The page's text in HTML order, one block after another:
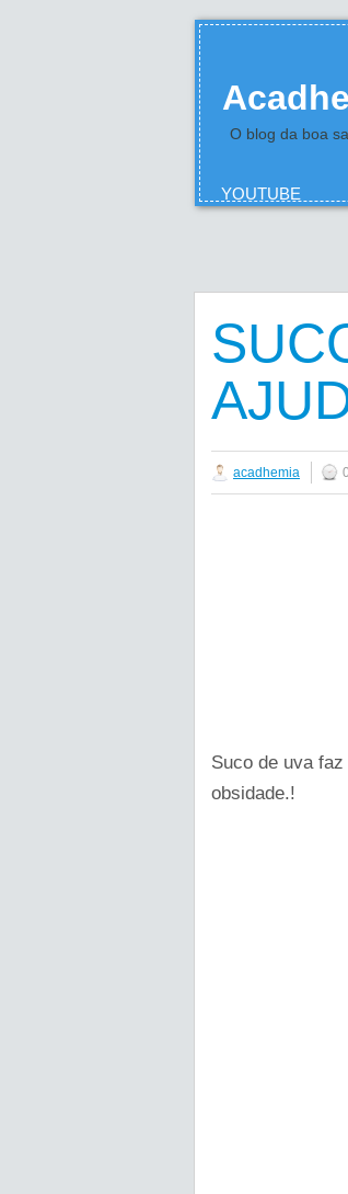
O blog da boa
YOUTUBE
acadhemia
Suco de uva
obsidade.!